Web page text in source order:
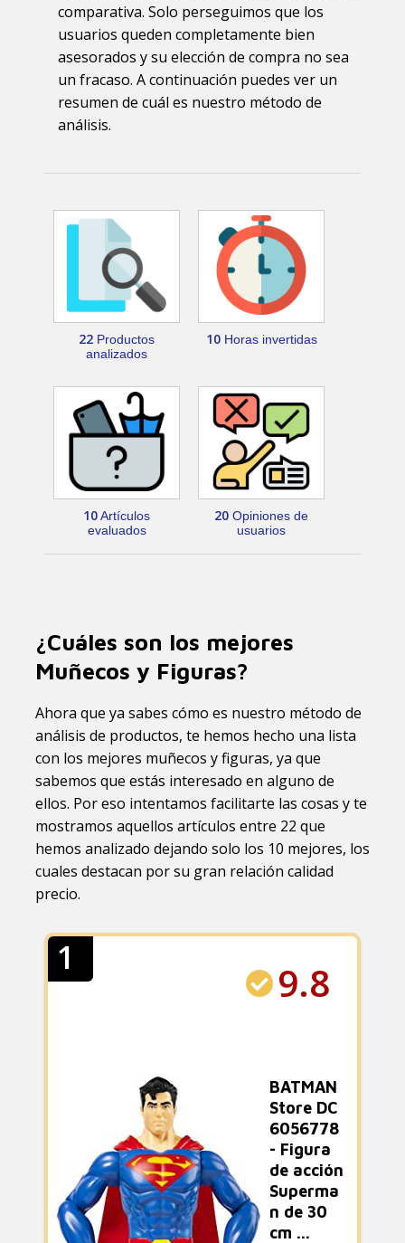
comparativa. Solo perseguimos que los
usuarios queden completamente bien
asesorados y su elección de compra no sea
un fracaso. A continuación puedes ver un
resumen de cuál es nuestro método de
análisis.
22 Productos
analizados
10Horas invertidas
10Artículos
evaluados
20 Opiniones de
usuarios
¿Cuáles son los mejores
Muñecos y Figuras?
Ahora que ya sabes cómo es nuestro método de
análisis de productos, te hemos hecho una lista
con los mejores muñecos y figuras, ya que
sabemos que estás interesado en alguno de
ellos. Por eso intentamos facilitarte las cosas y te
mostramos aquellos artículos entre 22 que
hemos analizado dejando solo los 10 mejores, los
cuales destacan por su gran relación calidad
precio.
1
9.8
BATMAN
Store DC
6056778
- Figura
de acción
Superma
n de 30
cm ...